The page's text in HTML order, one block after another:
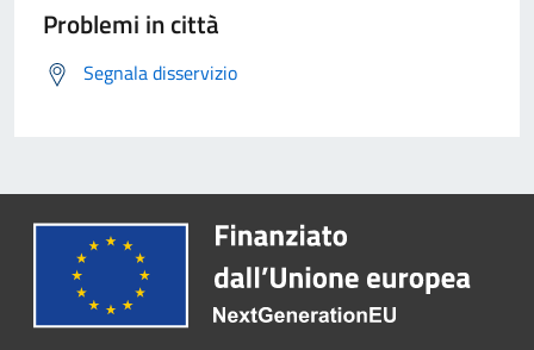
Problemi in città
Segnala disservizio